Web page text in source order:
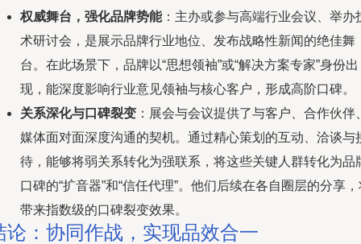
权威舞台，强化品牌势能：主办或参与高端行业会议、举办
术研讨会，是展示品牌行业地位、发布战略性新闻的绝佳舞
台。在此场景下，品牌以“思想领袖”或“解决方案专家”身份出
现，能深度影响行业意见领袖与核心客户，形成高阶口碑。
关系深化与口碑裂变 ：展会与会议提供了与客户、合作伙伴
媒体面对面深度沟通的契机。通过精心策划的互动、洽谈与
待，能够将弱关系转化为强联系，将这些关键人群转化为品
口碑的“扩音器”和“信任代理”。他们后续在各自圈层的分享
带来指数级的口碑裂变效果。
论：协同作战，实现品效合一